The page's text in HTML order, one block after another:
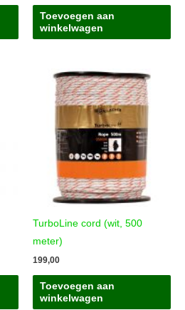
Toevoegen aan
winkelwagen
TurboLine cord (wit, 500
meter)
199,00
Toevoegen aan
winkelwagen